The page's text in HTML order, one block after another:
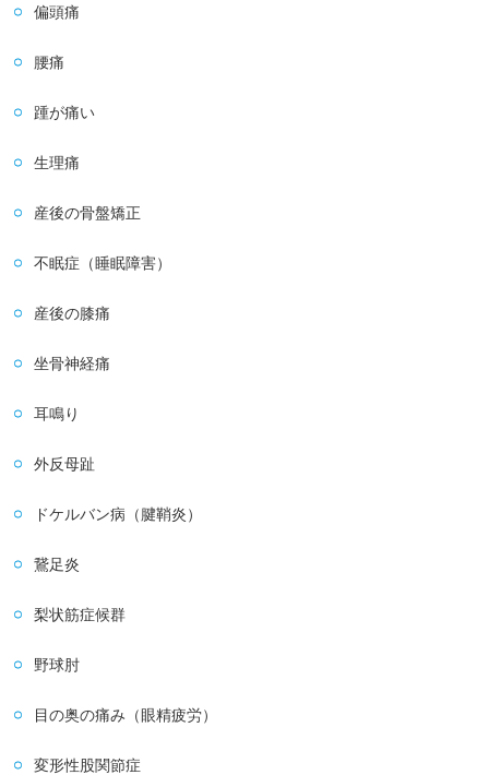
偏頭痛
腰痛
踵が痛い
生理痛
産後の骨盤矯正
不眠症（睡眠障害）
産後の膝痛
坐骨神経痛
耳鳴り
外反母趾
ドケルバン病（腱鞘炎）
鵞足炎
梨状筋症候群
野球肘
目の奥の痛み（眼精疲労）
変形性股関節症